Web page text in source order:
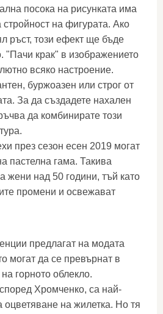
посока на рисунката има
стройност на фигурата. Ако
ръст, този ефект ще бъде
"Пачи крак" в изображението
всяко настроение.
буржоазен или строг от
За да създадете нахален
да комбинирате този
през сезон есен 2019 могат
пастелна гама. Такива
жени над 50 години, тъй като
промени и освежават
предлагат на модата
могат да се превърнат в
горното облекло.
Хромченко, са най-
оцветяване на жилетка. Но тя